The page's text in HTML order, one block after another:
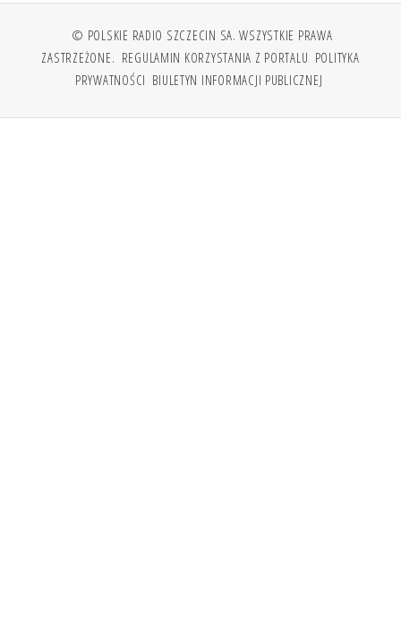
© POLSKIE RADIO SZCZECIN SA. WSZYSTKIE PRAWA
ZASTRZEŻONE. REGULAMIN KORZYSTANIA Z PORTALU POLITYKA
PRYWATNOŚCI BIULETYN INFORMACJI PUBLICZNEJ